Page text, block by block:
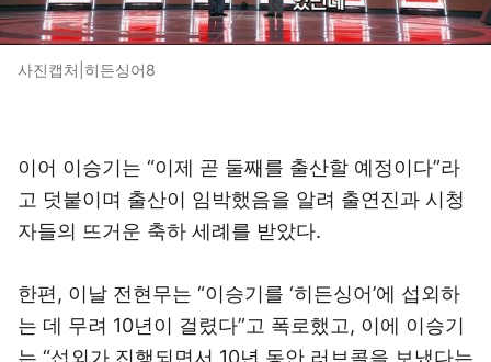
사진캡처|히든싱어8
이어 이승기는 “이제 곧 둘째를 출산할 예정이다”라
고 덧붙이며 출산이 임박했음을 알려 출연진과 시청
자들의 뜨거운 축하 세례를 받았다.
한편, 이날 전현무는 “이승기를 ‘히든싱어’에 섭외하
는 데 무려 10년이 걸렸다”고 폭로했고, 이에 이승기
는 “섭외가 진행되면서 10년 동안 러브콜을 보냈다는